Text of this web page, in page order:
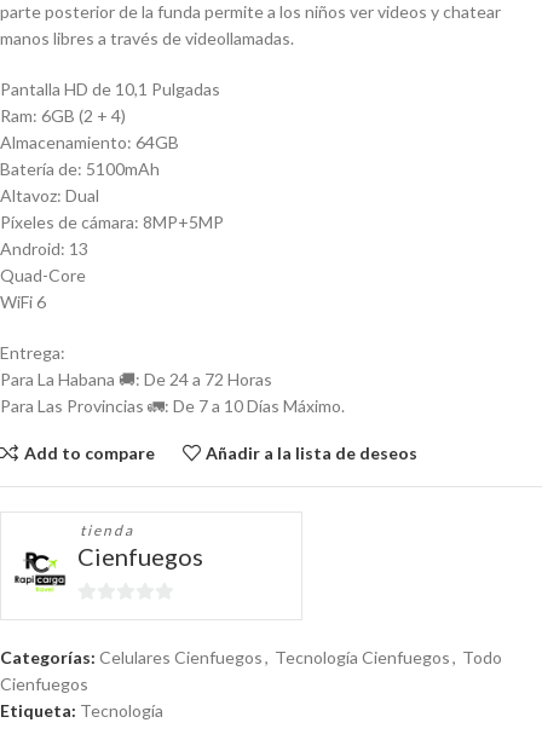
parte posterior de la funda permite a los niños ver videos y chatear
manos libres a través de videollamadas.
Pantalla HD de 10,1 Pulgadas
Ram: 6GB (2 + 4)
Almacenamiento: 64GB
Batería de: 5100mAh
Altavoz: Dual
Píxeles de cámara: 8MP+5MP
Android: 13
Quad-Core
WiFi 6
Entrega:
Para La Habana 🚚: De 24 a 72 Horas
Para Las Provincias 🚛: De 7 a 10 Días Máximo.
Add to compare Añadir a la lista de deseos
tienda
Cienfuegos
0
Categorías: Celulares Cienfuegos, Tecnología Cienfuegos, Todo
Cienfuegos
Etiqueta: Tecnología